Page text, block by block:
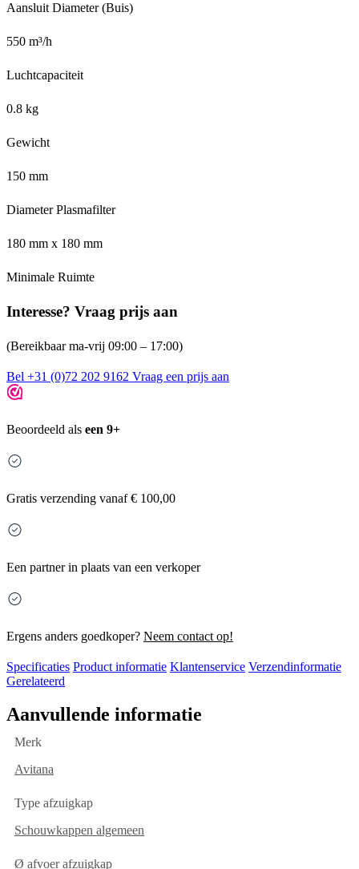
Aansluit Diameter (Buis)
550 m³/h
Luchtcapaciteit
0.8 kg
Gewicht
150 mm
Diameter Plasmafilter
180 mm x 180 mm
Minimale Ruimte
Interesse? Vraag prijs aan
(Bereikbaar ma-vrij 09:00 – 17:00)
Bel +31 (0)72 202 9162 Vraag een prijs aan
Beoordeeld als een 9+
Gratis verzending vanaf € 100,00
Een partner in plaats van een verkoper
Ergens anders goedkoper? Neem contact op!
Specificaties Product informatie Klantenservice Verzendinformatie
Gerelateerd
Aanvullende informatie
Merk
Avitana
Type afzuigkap
Schouwkappen algemeen
Ø afvoer afzuigkap